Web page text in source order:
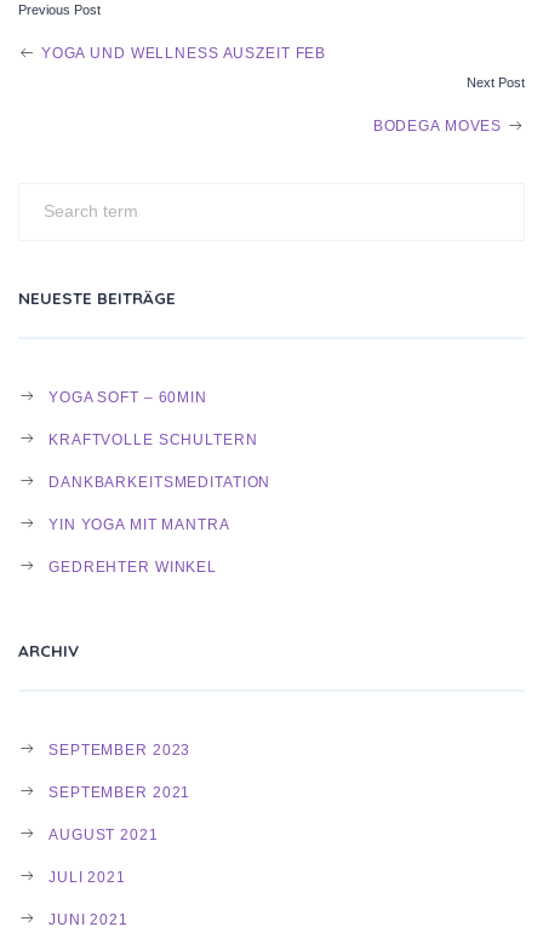
Previous Post
YOGA UND WELLNESS AUSZEIT FEB
Next Post
BODEGA MOVES
NEUESTE BEITRÄGE
YOGA SOFT – 60MIN
KRAFTVOLLE SCHULTERN
DANKBARKEITSMEDITATION
YIN YOGA MIT MANTRA
GEDREHTER WINKEL
ARCHIV
SEPTEMBER 2023
SEPTEMBER 2021
AUGUST 2021
JULI 2021
JUNI 2021